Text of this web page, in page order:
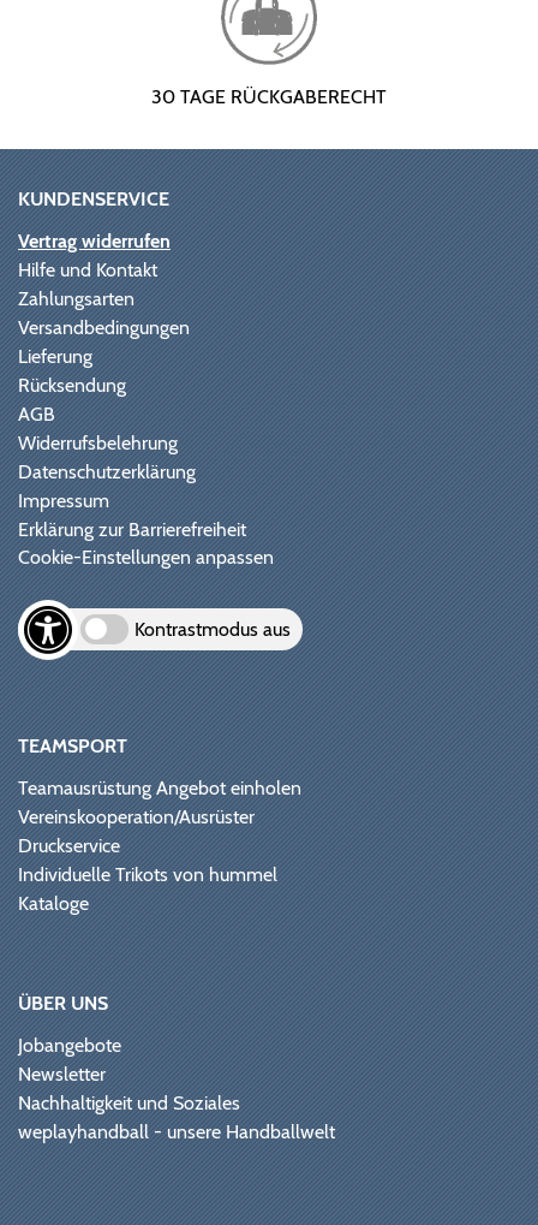
30 TAGE RÜCKGABERECHT
KUNDENSERVICE
Vertrag widerrufen
Hilfe und Kontakt
Zahlungsarten
Versandbedingungen
Lieferung
Rücksendung
AGB
Widerrufsbelehrung
Datenschutzerklärung
Impressum
Erklärung zur Barrierefreiheit
Cookie-Einstellungen anpassen
Kontrastmodus aus
TEAMSPORT
Teamausrüstung Angebot einholen
Vereinskooperation/Ausrüster
Druckservice
Individuelle Trikots von hummel
Kataloge
ÜBER UNS
Jobangebote
Newsletter
Nachhaltigkeit und Soziales
weplayhandball - unsere Handballwelt